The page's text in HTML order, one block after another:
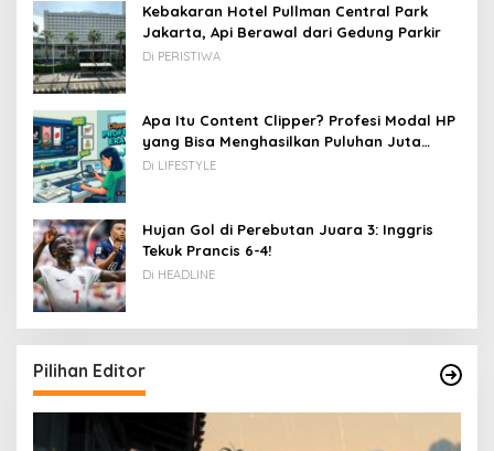
Kebakaran Hotel Pullman Central Park
Jakarta, Api Berawal dari Gedung Parkir
Di PERISTIWA
Apa Itu Content Clipper? Profesi Modal HP
yang Bisa Menghasilkan Puluhan Juta
Rupiah
Di LIFESTYLE
Hujan Gol di Perebutan Juara 3: Inggris
Tekuk Prancis 6-4!
Di HEADLINE
Pilihan Editor